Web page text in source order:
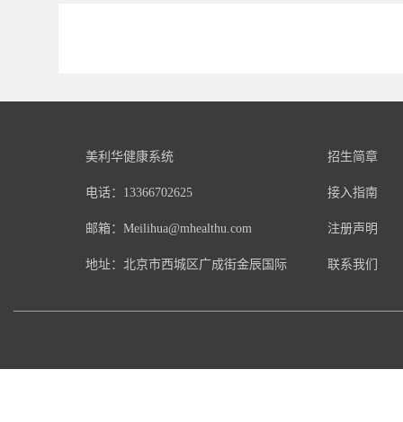
美利华健康系统
电话：13366702625
邮箱：Meilihua@mhealthu.com
地址：北京市西城区广成街金辰国际
招生简章
接入指南
注册声明
联系我们